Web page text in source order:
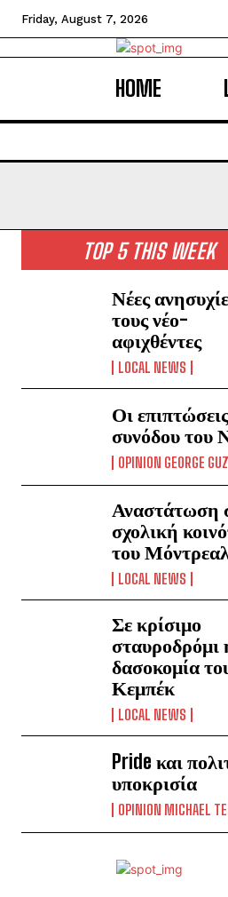
Friday, August 7, 2026
HOME
TOP 5 THIS WEEK
Νέες
τους νέο-
αφιχθέντες
LOCAL NEWS
Οι
συνόδου
OPINION GEORGE
Αναστάτωση
σχολική
του Μόντρεαλ
LOCAL NEWS
Σε κρίσιμο
σταυροδρόμι
δασοκομία
Κεμπέκ
LOCAL NEWS
Pride και
υποκρισία
OPINION MICHAEL